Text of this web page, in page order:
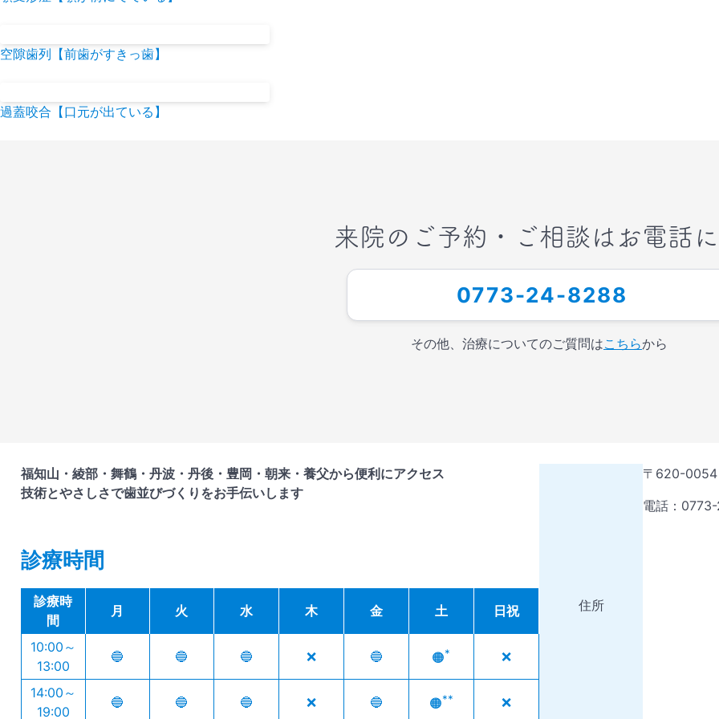
空隙歯列【前歯がすきっ歯】
過蓋咬合【口元が出ている】
来院のご予約・ご相談はお電話
0773-24-8288
その他、治療についてのご質問はこちらから
福知山・綾部・舞鶴・丹波・丹後・豊岡・朝来・養父から便利にアクセス
技術とやさしさで歯並びづくりをお手伝いします
診療時間
診療時
間
月 火 水 木 金 土 日祝
10:00～
13:00
🔵 🔵 🔵 ❌ 🔵 🟠* ❌
14:00～
19:00
🔵 🔵 🔵 ❌ 🔵 🟠** ❌
住所
〒620-0054
電話：